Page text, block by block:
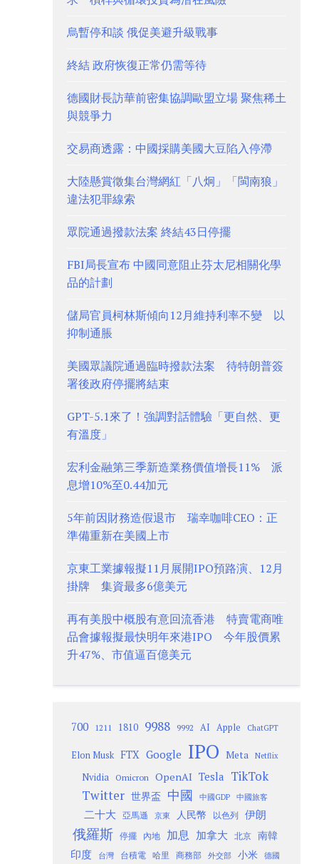
烏暫停和談 俄促美避升級戰事
終結 政府恢復正常仍需等待
德國財長訪華前密集協調歐盟立場 聚焦稀土
與競爭力
交易商透露：中國採購美國大豆陷入停滯
大陸懸賞徵集台灣網紅「八炯」「閩南狼」
違法犯罪線索
眾院通過撥款法案 終結43日停擺
FBI局長宣布 中國同意阻止芬太尼相關化學
品的計劃
儲局官員柯林斯傾向12月維持利率不變 以
抑制通脹
美國眾議院通過臨時撥款法案 待特朗普簽
署後政府停擺將結束
GPT-5.1來了！強調對話體驗「更自然、更
有溫度」
宏利金融第三季新造業務價值增長11% 派
息增10%至0.44加元
5年前因財務造假退市 瑞幸咖啡CEO：正
準備重新在美國上市
京東工業據報擬11月展開IPO預路演、12月
掛牌 集資最多6億美元
再有美股中概股有意回流香港 特賣電商唯
品會據報擬最快明年來港IPO 今年股價累
升47%、市值逼百億美元
700 1211 1810 9988 9992 AI Apple ChatGPT
Elon Musk FTX Google IPO Meta Netflix
Nvidia Omicron OpenAI Tesla TikTok
Twitter 世界盃 中國 中國GDP 中國旅客
二十大 亞馬遜 京東 人民幣 以色列 伊朗
俄羅斯 停擺 內地 加息 加拿大 北京
南韓
印度
台灣 台積電 哈里 商務部 外交部 小米 德國